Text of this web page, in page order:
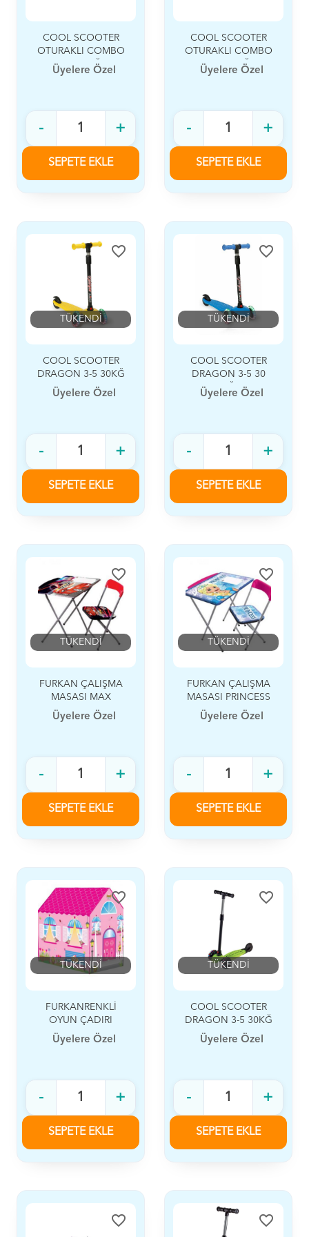
COOL SCOOTER
OTURAKLI COMBO
3-7 50KĞ
Üyelere Özel
- +
SEPETE EKLE
COOL SCOOTER
OTURAKLI COMBO
3-7 50 KĞ
Üyelere Özel
- +
SEPETE EKLE
favorite_border
TÜKENDİ
COOL SCOOTER
DRAGON 3-5 30KĞ
Üyelere Özel
- +
SEPETE EKLE
favorite_border
TÜKENDİ
COOL SCOOTER
DRAGON 3-5 30
Üyelere Özel
- +
SEPETE EKLE
favorite_border
TÜKENDİ
FURKAN ÇALIŞMA
MASASI MAX
SPEED
Üyelere Özel
- +
SEPETE EKLE
favorite_border
TÜKENDİ
FURKAN ÇALIŞMA
MASASI PRINCESS
Üyelere Özel
- +
SEPETE EKLE
favorite_border
TÜKENDİ
FURKANRENKLİ
OYUN ÇADIRI
Üyelere Özel
- +
SEPETE EKLE
favorite_border
TÜKENDİ
COOL SCOOTER
DRAGON 3-5 30KĞ
Üyelere Özel
- +
SEPETE EKLE
favorite_border favorite_border